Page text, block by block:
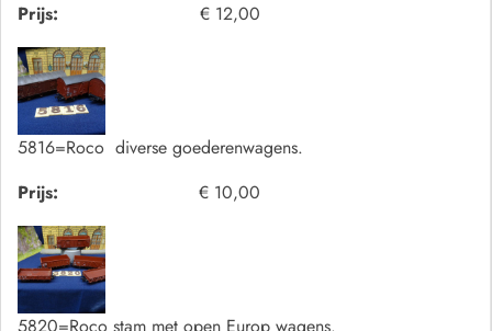
Prijs:
€ 12,00
5816=Roco diverse goederenwagens.
Prijs:
€ 10,00